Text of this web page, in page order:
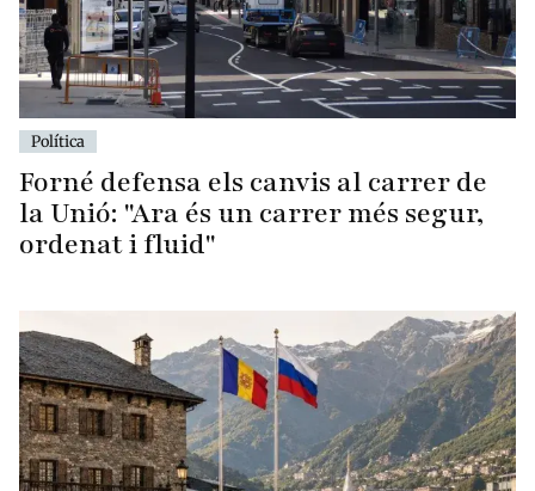
Política
Forné defensa els canvis al carrer de
la Unió: "Ara és un carrer més segur,
ordenat i fluid"